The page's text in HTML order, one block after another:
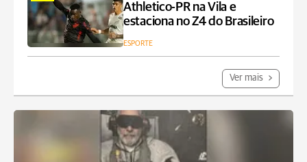
Athletico-PR na Vila e
estaciona no Z4 do Brasileiro
ESPORTE
Ver mais